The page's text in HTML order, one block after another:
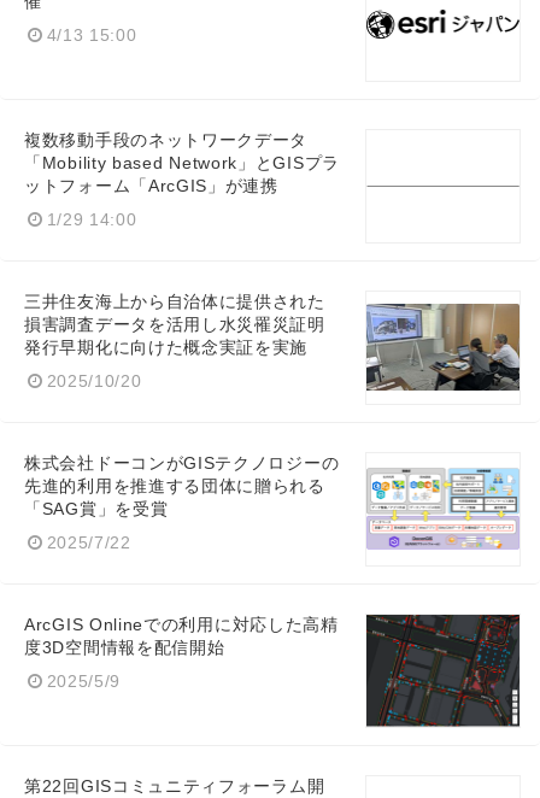
4/13 15:00
複数移動手段のネットワークデータ
「Mobility based Network」とGISプラ
ットフォーム「ArcGIS」が連携
1/29 14:00
三井住友海上から自治体に提供された
損害調査データを活用し水災罹災証明
発行早期化に向けた概念実証を実施
2025/10/20
株式会社ドーコンがGISテクノロジーの
先進的利用を推進する団体に贈られる
「SAG賞」を受賞
2025/7/22
ArcGIS Onlineでの利用に対応した高精
度3D空間情報を配信開始
2025/5/9
第22回GISコミュニティフォーラム開
Japanese
English